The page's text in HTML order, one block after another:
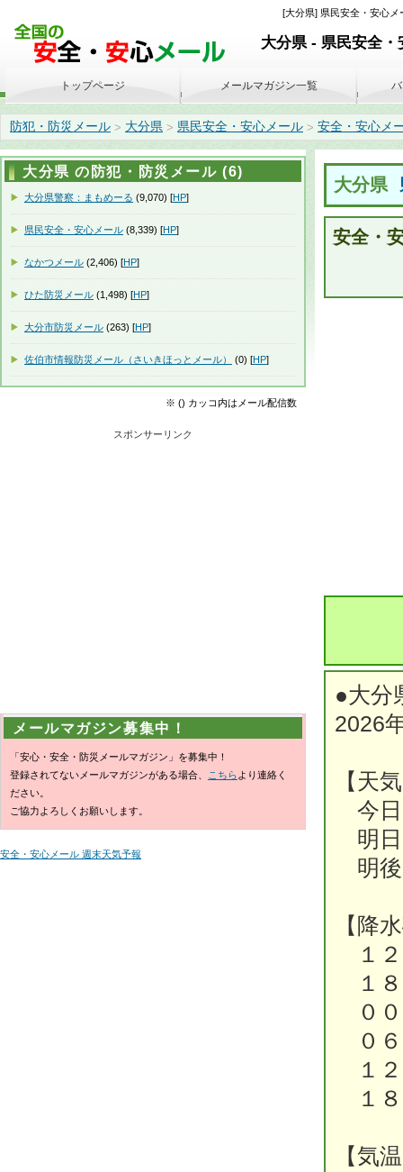
[大分県] 県民安全・安心
大分県 - 県民安全・
防犯・防災メール > 大分県 > 県民安全・安心メール > 安全・安心メ
大分県
安全・
●大分
2026
【天
今日
明日
明後
【降
１２
１８
００
０６
１２
１８
【気
トップページ メールマガジン一覧
大分県 の防犯・防災メール (6)
大分県警察：まもめーる (9,070) [HP]
県民安全・安心メール (8,339) [HP]
なかつメール (2,406) [HP]
ひた防災メール (1,498) [HP]
大分市防災メール (263) [HP]
佐伯市情報防災メール（さいきほっとメール） (0) [HP]
※ () カッコ内はメール配信数
スポンサーリンク
メールマガジン募集中！
「安心・安全・防災メールマガジン」を募集中！
登録されてないメールマガジンがある場合、
こちら より連絡く
ださい。
ご協力よろしくお願いします。
安全・安心メール 週末天気予報